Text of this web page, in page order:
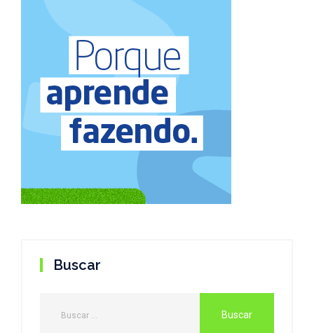
Buscar